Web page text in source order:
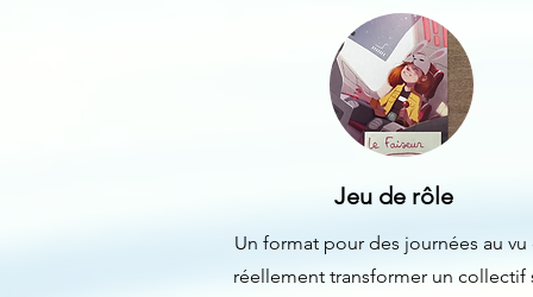
Jeu de rôle
Un format pour des journées au vu
réellement transformer un collectif